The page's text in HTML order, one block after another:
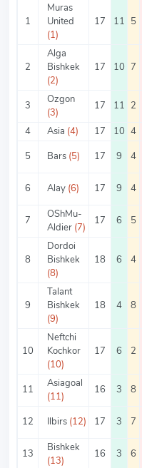
1
Muras
United
(1)
17 11 5
2
Alga
Bishkek
(2)
17 10 7
3
Ozgon
(3)
17 11 2
4
Asia (4) 17 10 4
5
Bars (5) 17 9 4
6 Alay (6) 17 9 4
7
OShMu-
Aldier (7)
17 6 5
8
Dordoi
Bishkek
(8)
18 6 4
9
Talant
Bishkek
(9)
18 4 8
10
Neftchi
Kochkor
(10)
17 6 2
11
Asiagoal
(11)
16 3 8
12 Ilbirs (12) 17 3 7
13
Bishkek
(13)
16 3 6